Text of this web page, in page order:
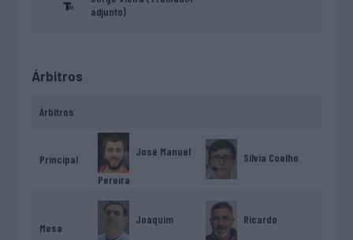
adjunto)
Árbitros
Árbitros
Principal
José Manuel
Pereira
Sílvia Coelho
Mesa
Joaquim Ricardo